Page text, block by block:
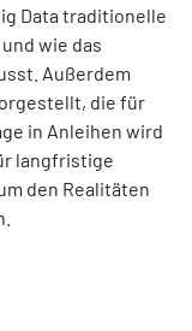
Data traditionelle
wie das
Außerdem
die für
in Anleihen wird
langfristige
den Realitäten